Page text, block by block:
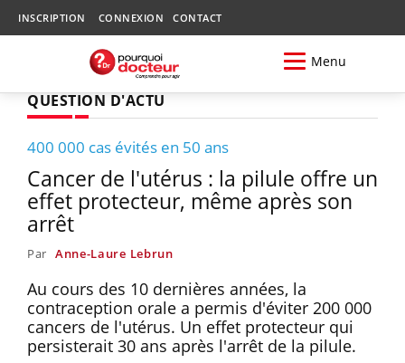
INSCRIPTION CONNEXION CONTACT
Menu
QUESTION D'ACTU
400 000 cas évités en 50 ans
Cancer de l'utérus : la pilule offre un
effet protecteur, même après son
arrêt
Par Anne-Laure Lebrun
Au cours des 10 dernières années, la
contraception orale a permis d'éviter 200 000
cancers de l'utérus. Un effet protecteur qui
persisterait 30 ans après l'arrêt de la pilule.